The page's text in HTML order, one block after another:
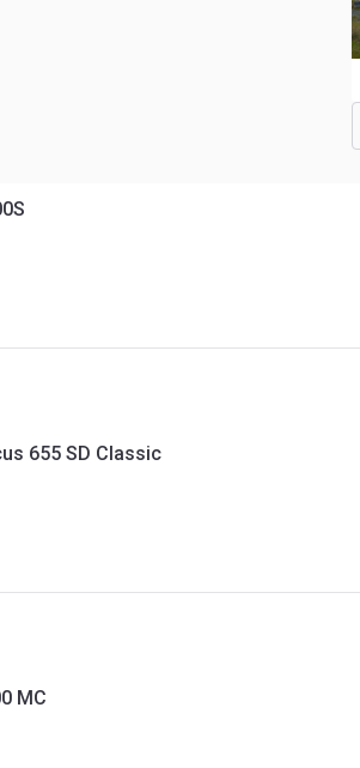
655 SD Classic
MC